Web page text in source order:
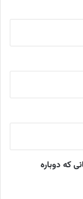
که دوباره